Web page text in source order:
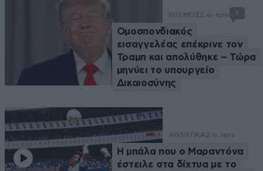
ΚΟΣΜΟΣ2 ω. πριν 1
Ομοσπονδιακός
εισαγγελέας επέκρινε τον
Τραμπ και απολύθηκε – Τώρα
μηνύει το υπουργείο
Δικαιοσύνης
ΑΘΛΗΤΙΚΑ 2 ω. πριν
Η μπάλα που ο Μαραντόνα
έστειλε στα δίχτυα με το